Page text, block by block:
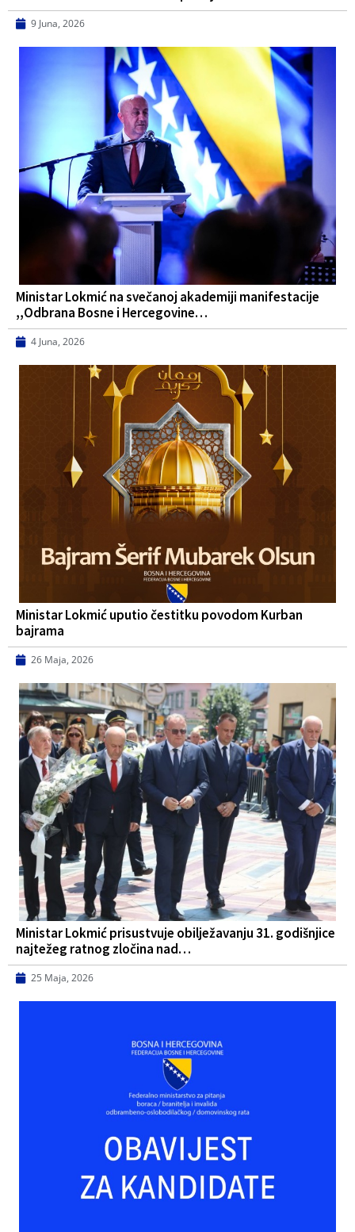
9 Juna, 2026
Ministar Lokmić na svečanoj akademiji manifestacije
,,Odbrana Bosne i Hercegovine…
4 Juna, 2026
Ministar Lokmić uputio čestitku povodom Kurban
bajrama
26 Maja, 2026
Ministar Lokmić prisustvuje obilježavanju 31. godišnjice
najtežeg ratnog zločina nad…
25 Maja, 2026